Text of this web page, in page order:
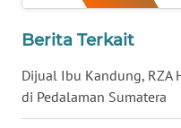
Berita Terkait
Dijual Ibu Kandung, RZA
di Pedalaman Sumatera
BABEL
WN